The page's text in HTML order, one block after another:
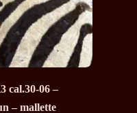
cal.30-06 –
– mallette